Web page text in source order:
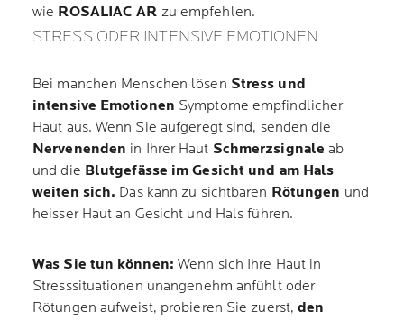
wie ROSALIAC AR zu empfehlen.
STRESS ODER INTENSIVE EMOTIONEN
Bei manchen Menschen lösen Stress und
intensive Emotionen Symptome empfindlicher
Haut aus. Wenn Sie aufgeregt sind, senden die
Nervenenden in Ihrer Haut Schmerzsignale ab
und die Blutgefässe im Gesicht und am Hals
weiten sich. Das kann zu sichtbaren Rötungen und
heisser Haut an Gesicht und Hals führen.
Was Sie tun können: Wenn sich Ihre Haut in
Stresssituationen unangenehm anfühlt oder
Rötungen aufweist, probieren Sie zuerst,den